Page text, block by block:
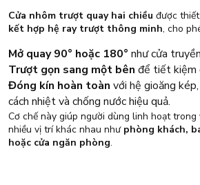
Cửa nhôm trượt quay hai chiều được
kết hợp hệ ray trượt thông minh, cho
Mở quay 90° hoặc 180° như cửa
Trượt gọn sang một bên để tiết kiệm
Đóng kín hoàn toàn với hệ gioăng
cách nhiệt và chống nước hiệu quả.
Cơ chế này giúp người dùng linh hoạt trong
nhiều vị trí khác nhau như phòng khách,
hoặc cửa ngăn phòng.